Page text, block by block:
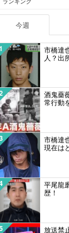
今週
市橋達
人？出
酒鬼薔
常行動
市橋達
現在は
平尾龍
歴！
放送禁